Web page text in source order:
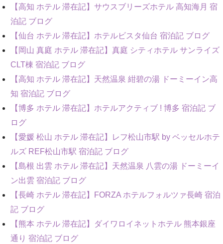
【高知 ホテル 滞在記】サウスブリーズホテル 高知海月 宿
泊記 ブログ
【仙台 ホテル 滞在記】ホテルビスタ仙台 宿泊記 ブログ
【岡山 真庭 ホテル 滞在記】真庭 シティホテル サンライズ
CLT棟 宿泊記 ブログ
【高知 ホテル 滞在記】天然温泉 紺碧の湯 ドーミーイン高
知 宿泊記 ブログ
【博多 ホテル 滞在記】ホテルアクティブ ! 博多 宿泊記 ブ
ログ
【愛媛 松山 ホテル 滞在記】レフ松山市駅 by ベッセルホテ
ルズ REF松山市駅 宿泊記 ブログ
【島根 出雲 ホテル 滞在記】天然温泉 八雲の湯 ドーミーイ
ン出雲 宿泊記 ブログ
【長崎 ホテル 滞在記】FORZA ホテルフォルツァ長崎 宿泊
記 ブログ
【熊本 ホテル 滞在記】ダイワロイネットホテル 熊本銀座
通り 宿泊記 ブログ